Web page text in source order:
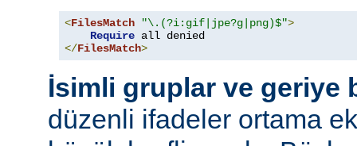
<FilesMatch "\.(?i:gif|jpe?g|png)$">
Require
</FilesMatch>
İsimli gruplar ve geriye
düzenli ifadeler ortama